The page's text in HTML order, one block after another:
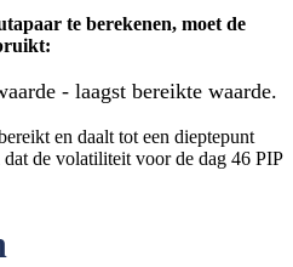
te berekenen, moet de
- laagst bereikte waarde.
en daalt tot een dieptepunt
de volatiliteit voor de dag 46 PIP